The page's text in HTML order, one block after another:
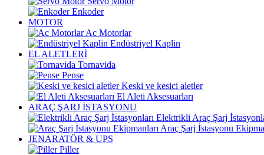
Enkoder
MOTOR
Ac Motorlar
Endüstriyel Kaplin
EL ALETLERİ
Tornavida
Pense
Keski ve kesici aletler
El Aleti Aksesuarları
ARAÇ ŞARJ İSTASYONU
Elektrikli Araç Şarj
Araç Şarj İstasyonu
JENARATÖR & UPS
Piller